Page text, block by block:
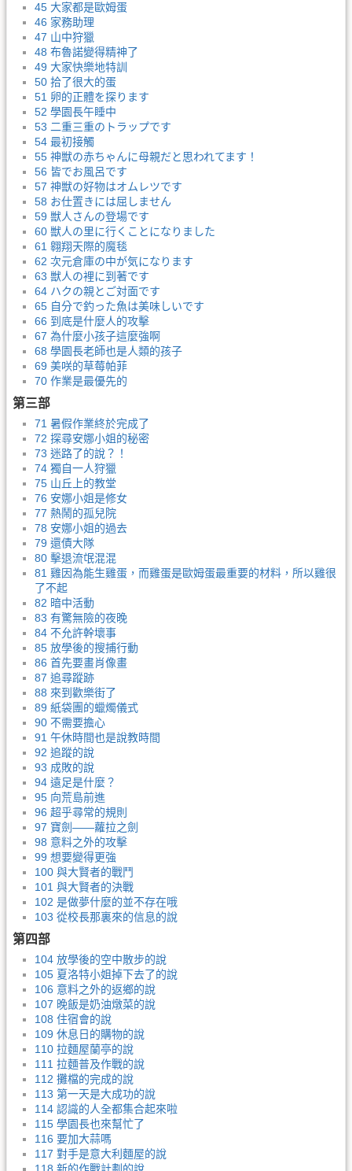
45 大家都是歐姆蛋
46 家務助理
47 山中狩獵
48 布魯諾變得精神了
49 大家快樂地特訓
50 拾了很大的蛋
51 卵的正體を探ります
52 學園長午睡中
53 二重三重のトラップです
54 最初接觸
55 神獣の赤ちゃんに母親だと思われてます！
56 皆でお風呂です
57 神獣の好物はオムレツです
58 お仕置きには屈しません
59 獣人さんの登場です
60 獣人の里に行くことになりました
61 翱翔天際的魔毯
62 次元倉庫の中が気になります
63 獣人の裡に到著です
64 ハクの親とご対面です
65 自分で釣った魚は美味しいです
66 到底是什麼人的攻擊
67 為什麼小孩子這麼強啊
68 學園長老師也是人類的孩子
69 美咲的草莓帕菲
70 作業是最優先的
第三部
71 暑假作業終於完成了
72 探尋安娜小姐的秘密
73 迷路了的說？！
74 獨自一人狩獵
75 山丘上的教堂
76 安娜小姐是修女
77 熱鬧的孤兒院
78 安娜小姐的過去
79 還債大隊
80 擊退流氓混混
81 雞因為能生雞蛋，而雞蛋是歐姆蛋最重要的材料，所以雞很
了不起
82 暗中活動
83 有驚無險的夜晚
84 不允許幹壞事
85 放學後的搜捕行動
86 首先要畫肖像畫
87 追尋蹤跡
88 來到歡樂街了
89 紙袋團的蠟燭儀式
90 不需要擔心
91 午休時間也是說教時間
92 追蹤的說
93 成敗的說
94 遠足是什麼？
95 向荒島前進
96 超乎尋常的規則
97 寶劍——蘿拉之劍
98 意料之外的攻擊
99 想要變得更強
100 與大賢者的戰鬥
101 與大賢者的決戰
102 是做夢什麼的並不存在哦
103 從校長那裏來的信息的說
第四部
104 放學後的空中散步的說
105 夏洛特小姐掉下去了的說
106 意料之外的返鄉的說
107 晚飯是奶油燉菜的說
108 住宿會的說
109 休息日的購物的說
110 拉麵屋蘭亭的說
111 拉麵普及作戰的說
112 攤檔的完成的說
113 第一天是大成功的說
114 認識的人全都集合起來啦
115 學園長也來幫忙了
116 要加大蒜嗎
117 對手是意大利麵屋的說
118 新的作戰計劃的說